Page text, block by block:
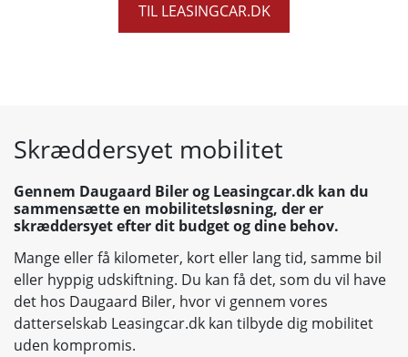
TIL LEASINGCAR.DK
Skræddersyet mobilitet
Gennem Daugaard Biler og Leasingcar.dk kan du
sammensætte en mobilitetsløsning, der er
skræddersyet efter dit budget og dine behov.
Mange eller få kilometer, kort eller lang tid, samme bil
eller hyppig udskiftning. Du kan få det, som du vil have
det hos Daugaard Biler, hvor vi gennem vores
datterselskab Leasingcar.dk kan tilbyde dig mobilitet
uden kompromis.